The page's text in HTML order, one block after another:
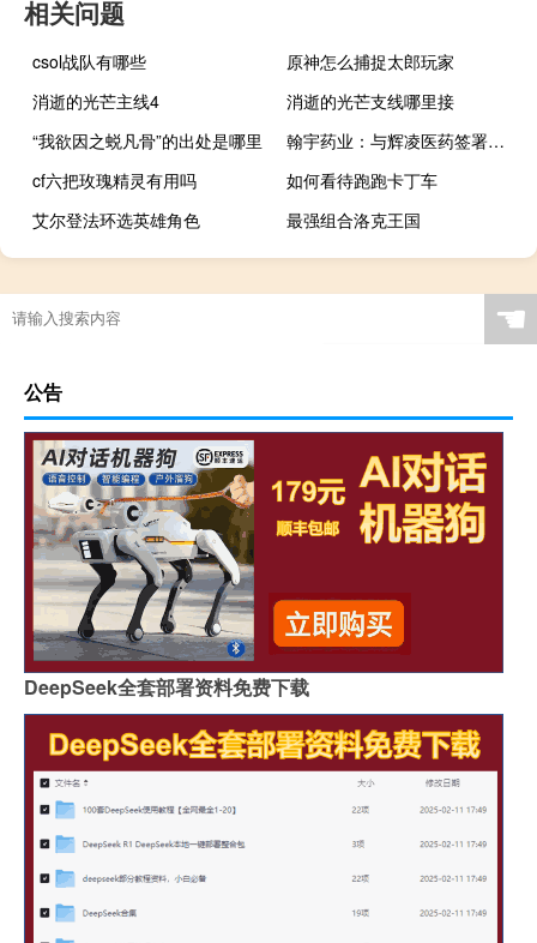
相关问题
csol战队有哪些
原神怎么捕捉太郎玩家
消逝的光芒主线4
消逝的光芒支线哪里接
“我欲因之蜕凡骨”的出处是哪里
翰宇药业：与辉凌医药签署合作协议
cf六把玫瑰精灵有用吗
如何看待跑跑卡丁车
艾尔登法环选英雄角色
最强组合洛克王国
☚
公告
DeepSeek全套部署资料免费下载